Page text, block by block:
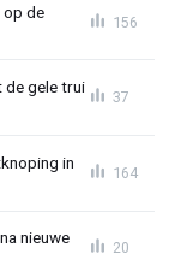
op de
156
de gele trui
37
in
164
nieuwe
20